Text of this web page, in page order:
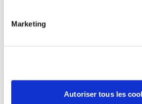
Marketing
Autoriser tous les